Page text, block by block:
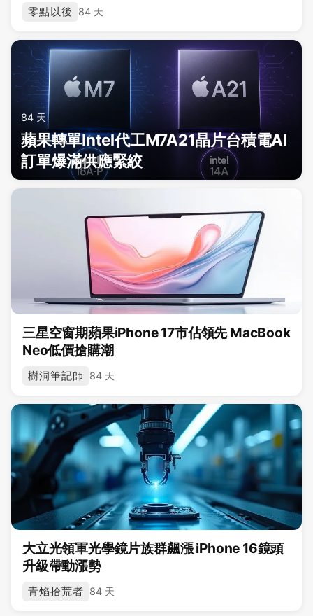
零點以後 84 天
84 天
蘋果轉單Intel代工M7A21晶片台積電AI
訂單爆滿供應緊絞
三星空窗期蘋果iPhone 17市佔領先 MacBook
Neo低價搶購潮
樹洞筆記師 84 天
大立光領軍光學鏡片族群飆漲 iPhone 16鏡頭
升級帶動漲勢
青焰拾荒者 84 天